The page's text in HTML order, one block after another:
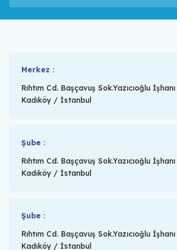
Merkez :
Rıhtım Cd. Başçavuş Sok.Yazıcıoğlu
Kadıköy / İstanbul
Şube :
Rıhtım Cd. Başçavuş Sok.Yazıcıoğlu
Kadıköy / İstanbul
Şube :
Rıhtım Cd. Başçavuş Sok.Yazıcıoğlu
Kadıköy / İstanbul